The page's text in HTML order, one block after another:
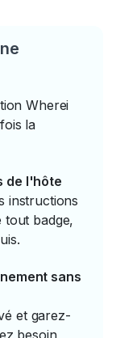
Wherei
la
de l'hôte
instructions
tout badge,
sans
et garez-